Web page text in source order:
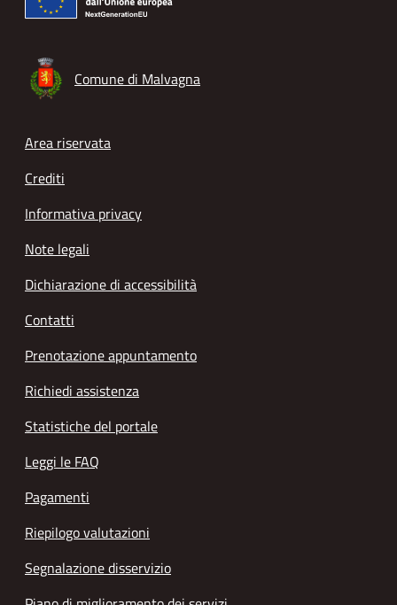
Comune di Malvagna
Footer menu
Area riservata
Crediti
Informativa privacy
Note legali
Dichiarazione di accessibilità
Contatti
Prenotazione appuntamento
Richiedi assistenza
Statistiche del portale
Leggi le FAQ
Pagamenti
Riepilogo valutazioni
Segnalazione disservizio